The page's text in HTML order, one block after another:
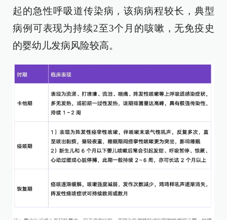
起的急性呼吸道传染病，该病病程较长，典型
病例可表现为持续2至3个月的咳嗽，无免疫史
的婴幼儿发病风险较高。